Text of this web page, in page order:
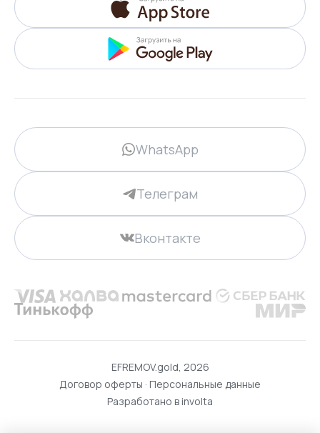
WhatsApp
Телеграм
Вконтакте
EFREMOV.gold, 2026
Договор оферты · Персональные данные
Разработано в involta